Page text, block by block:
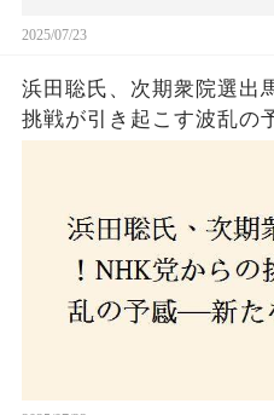
2025/07/23
浜田聡氏、次期衆院選出
挑戦が引き起こす波乱